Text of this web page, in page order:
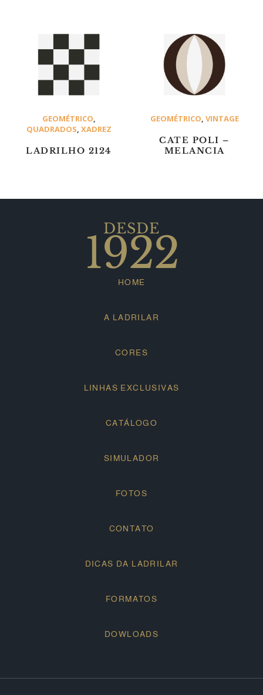
GEOMÉTRICO,
QUADRADOS, XADREZ
LADRILHO 2124
GEOMÉTRICO, VINTAGE
CATE POLI –
MELANCIA
DESDE
1922
HOME
A LADRILAR
CORES
LINHAS EXCLUSIVAS
CATÁLOGO
SIMULADOR
FOTOS
CONTATO
DICAS DA LADRILAR
FORMATOS
DOWLOADS